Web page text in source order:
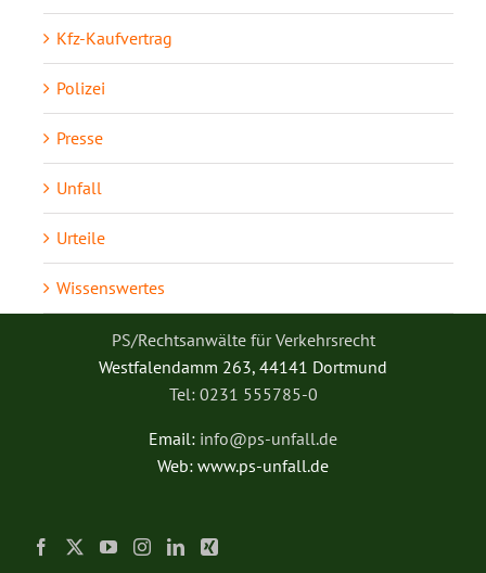
Kfz-Kaufvertrag
Polizei
Presse
Unfall
Urteile
Wissenswertes
PS/Rechtsanwälte für Verkehrsrecht
Westfalendamm 263, 44141 Dortmund
Tel: 0231 555785-0
Email: info@ps-unfall.de
Web: www.ps-unfall.de